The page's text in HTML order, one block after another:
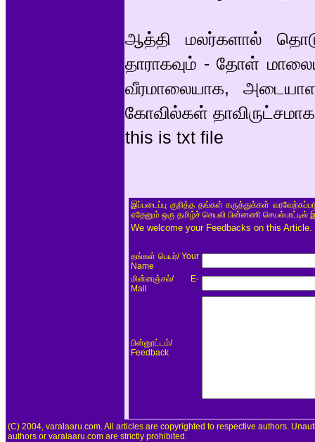
ஆத்தி மலர்களால்
தாராகவும் - தோள்
வீரமாலையாக,
கோவில்கள்
this is txt file
இப்படைப்பு குறித்த தங்கள் கருத்துக்கள்
ஏதேனும் ஒரு தமிழ்ச் செயலி பின்னணி
We welcome your Feedbacks on this
தங்கள் பெயர்/ Your
Name
மின்னஞ்சல்/ E-
Mail
பின்னூட்டம்/
Feedback
(C) 2004, varalaaru.com. All articles are copyrighted to respective authors.
authors or varalaaru.com are strictly prohibited.